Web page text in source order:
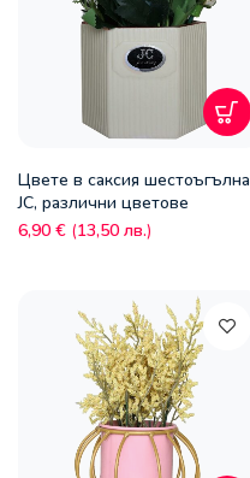
Цвете в саксия шестоъгълна
JC, различни цветове
6,90 € (13,50 лв.)